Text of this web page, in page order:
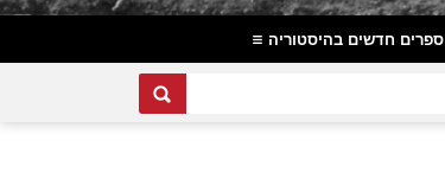
ספרים חדשים בהיסטוריה